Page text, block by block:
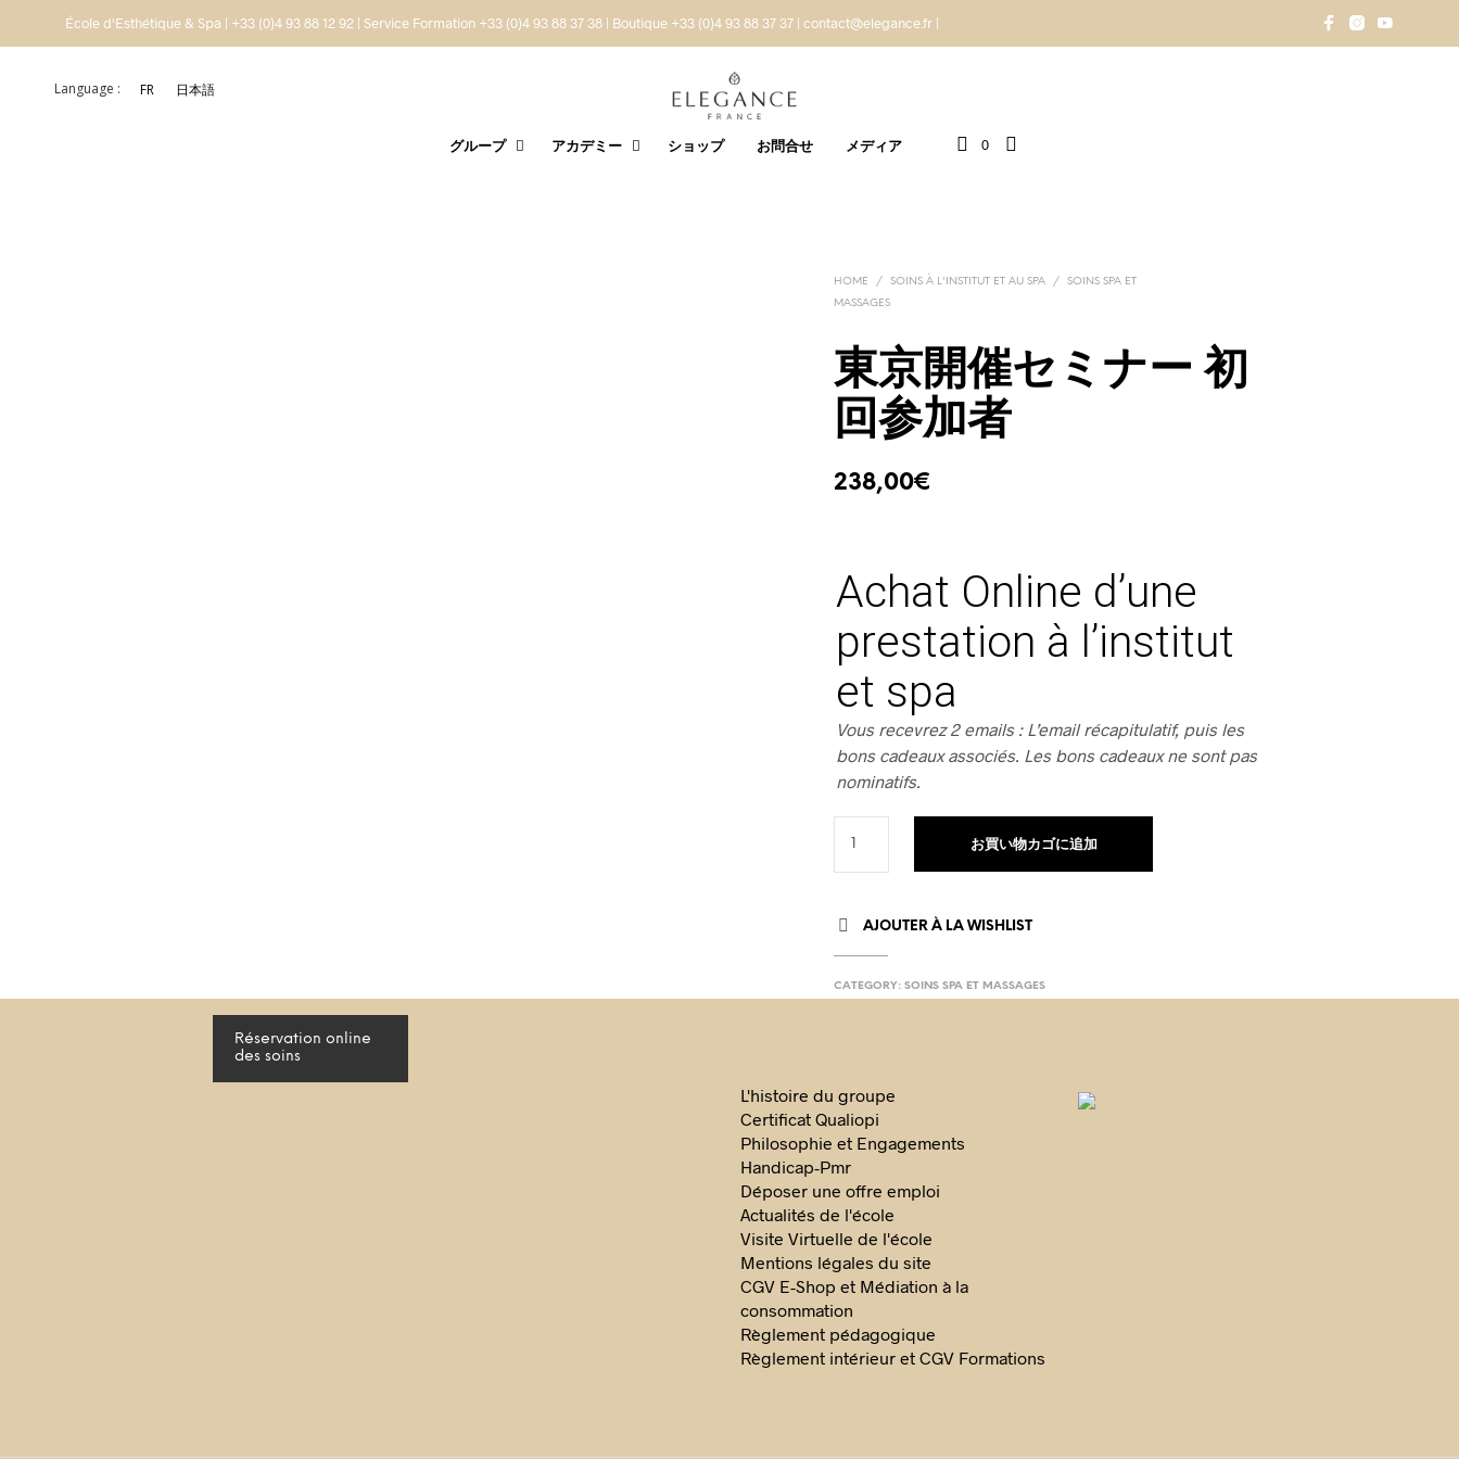
École d'Esthétique & Spa | +33 (0)4 93 88 12 92 | Service Formation +33 (0)4 93 88 37 38 | Boutique +33 (0)4 93 88 37 37 | contact@elegance.fr |
Language : FR 日本語
グループ アカデミー ショップ お問合せ メディア 0
HOME / SOINS À L'INSTITUT ET AU SPA /
SOINS SPA ET
MASSAGES
東京開催セミナー 初
回参加者
238,00€
Achat Online d’une
prestation à l’institut
et spa
Vous recevrez 2 emails : L’email récapitulatif, puis les
bons cadeaux associés. Les bons cadeaux ne sont pas
nominatifs.
お買い物カゴに追加
AJOUTER À LA WISHLIST
CATEGORY:SOINS SPA ET MASSAGES
Réservation online
des soins
L'histoire du groupe
Certificat Qualiopi
Philosophie et Engagements
Handicap-Pmr
Déposer une offre emploi
Actualités de l'école
Visite Virtuelle de l'école
Mentions légales du site
CGV E-Shop et Médiation à la
consommation
Règlement pédagogique
Règlement intérieur et CGV Formations